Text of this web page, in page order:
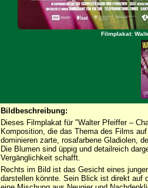
Filmplakat:
Bildbeschreibung:
Dieses Filmplakat für "Walter Pfeiffer –
Komposition, die das Thema des Films
dominieren zarte, rosafarbene Gladiolen,
Die Blumen sind üppig und detailreich
Vergänglichkeit schafft.
Rechts im Bild ist das Gesicht eines
darstellen könnte. Sein Blick ist direkt auf